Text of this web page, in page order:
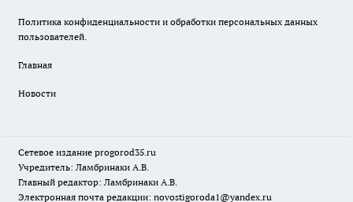
Политика конфиденциальности и обработки персональных данных
пользователей.
Главная
Новости
Сетевое издание progorod35.ru
Учредитель: Ламбринаки А.В.
Главный редактор: Ламбринаки А.В.
Электронная почта редакции: novostigoroda1@yandex.ru